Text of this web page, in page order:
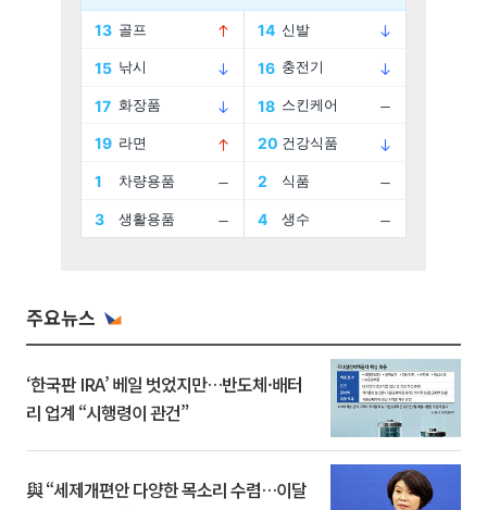
주요뉴스
‘한국판 IRA’ 베일 벗었지만…반도체·배터
리 업계 “시행령이 관건”
與 “세제개편안 다양한 목소리 수렴…이달